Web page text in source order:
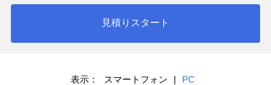
見積りスタート
表示： スマートフォン | PC